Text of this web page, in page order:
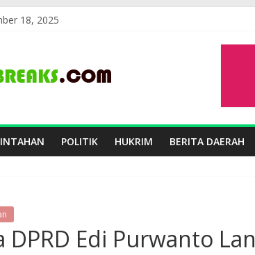
18, 2025
POLITIK HUKRIM BERITA DAERAH
DPRD Edi Purwanto